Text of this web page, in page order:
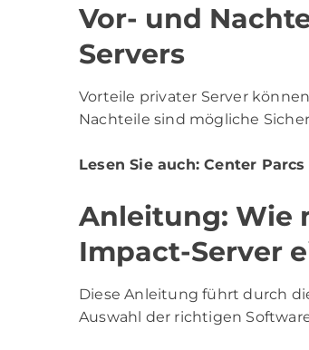
Vor- und
Servers
Vorteile privater Server
Nachteile sind mögliche
Lesen Sie auch:Center
Anleitung: Wie
Impact-Server
Diese Anleitung führt durch
Auswahl der richtigen